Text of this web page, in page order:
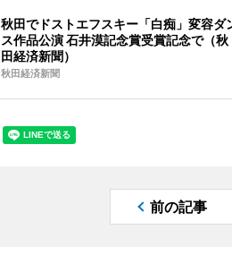
秋田でドストエフスキー「白痴」変容ダ
ス作品公演 石井漠記念賞受賞記念で（秋
田経済新聞）
秋田経済新聞
前の記事